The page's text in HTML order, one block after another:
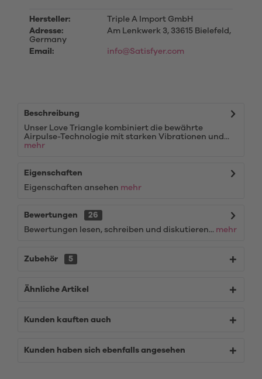
Hersteller:
Triple A Import GmbH
Adresse:
Am Lenkwerk 3, 33615 Bielefeld,
Germany
Email:
info@Satisfyer.com
Beschreibung
Unser Love Triangle kombiniert die bewährte
Airpulse-Technologie mit starken Vibrationen und...
mehr
Eigenschaften
Eigenschaften ansehen mehr
Bewertungen
26
Bewertungen lesen, schreiben und diskutieren... mehr
Zubehör 5
Ähnliche Artikel
Kunden kauften auch
Kunden haben sich ebenfalls angesehen